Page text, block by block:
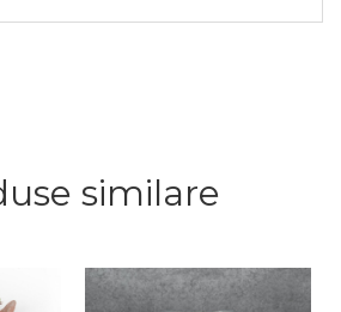
in diferite zone ale casei
similare